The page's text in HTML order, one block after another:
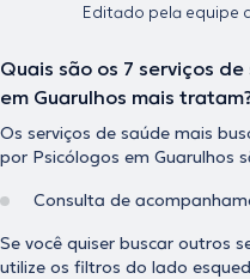
Editado pela equipe
Quais são os 7 serviços
em Guarulhos mais
Os serviços de saúde mais
por Psicólogos em Guarulhos
Consulta de
Se você quiser buscar outros
utilize os filtros do lado